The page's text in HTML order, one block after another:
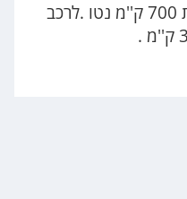
צריך טווח אמיתי של לפחות 700 ק''מ נטו .לרכב